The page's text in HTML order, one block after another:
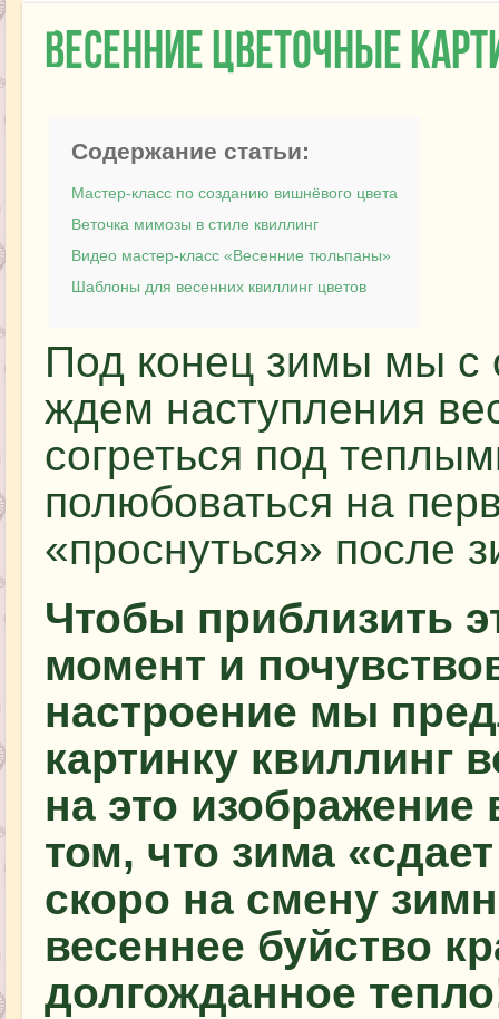
Весенние цветочные
Содержание статьи:
Мастер-класс по созданию вишнёвого цвета
Веточка мимозы в стиле квиллинг
Видео мастер-класс «Весенние тюльпаны»
Шаблоны для весенних квиллинг цветов
Под конец зимы мы с
ждем наступления
согреться под
полюбоваться на
«проснуться» после
Чтобы приблизить
момент и
настроение мы
картинку квиллинг
на это
том, что зима
скоро на смену
весеннее буйство
долгожданное